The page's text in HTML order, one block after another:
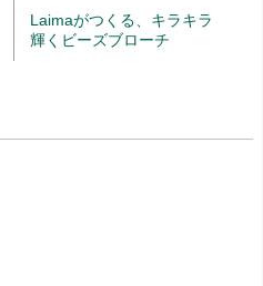
Laimaがつくる、キラキラ
輝くビーズブローチ